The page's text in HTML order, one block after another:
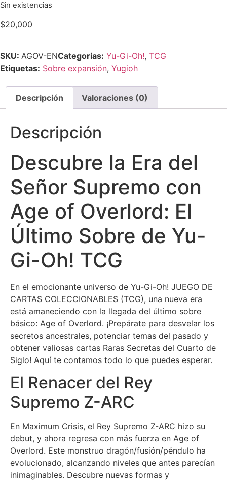
Sin existencias
$20,000
SKU: AGOV-ENCategorias: Yu-Gi-Oh!, TCG
Etiquetas: Sobre expansión, Yugioh
Descripción Valoraciones (0)
Descripción
Descubre la Era del
Señor Supremo con
Age of Overlord: El
Último Sobre de Yu-
Gi-Oh! TCG
En el emocionante universo de Yu-Gi-Oh! JUEGO DE
CARTAS COLECCIONABLES (TCG), una nueva era
está amaneciendo con la llegada del último sobre
básico: Age of Overlord. ¡Prepárate para desvelar los
secretos ancestrales, potenciar temas del pasado y
obtener valiosas cartas Raras Secretas del Cuarto de
Siglo! Aquí te contamos todo lo que puedes esperar.
El Renacer del Rey
Supremo Z-ARC
En Maximum Crisis, el Rey Supremo Z-ARC hizo su
debut, y ahora regresa con más fuerza en Age of
Overlord. Este monstruo dragón/fusión/péndulo ha
evolucionado, alcanzando niveles que antes parecían
inimaginables. Descubre nuevas formas y